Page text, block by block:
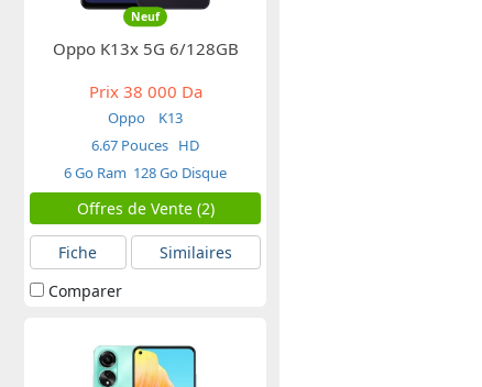
Neuf
Oppo K13x 5G 6/128GB
Prix38 000 Da
Oppo
K13
6.67 Pouces HD
6 Go Ram 128 Go Disque
Offres de Vente (2)
Fiche
Similaires
Comparer